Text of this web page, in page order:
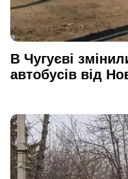
В Чугуєві
автобусів від